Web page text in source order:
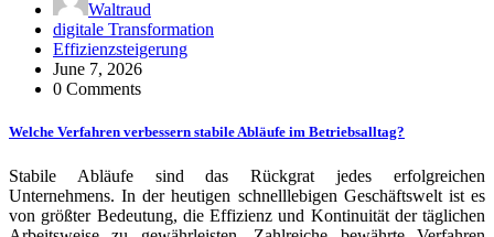
Waltraud
digitale Transformation
Effizienzsteigerung
June 7, 2026
0 Comments
Welche Verfahren verbessern stabile Abläufe im Betriebsalltag?
Stabile Abläufe sind das Rückgrat jedes erfolgreichen
Unternehmens. In der heutigen schnelllebigen Geschäftswelt ist es
von größter Bedeutung, die Effizienz und Kontinuität der täglichen